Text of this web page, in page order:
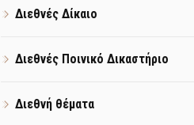
Διεθνές Δίκαιο
Διεθνές Ποινικό Δικαστήριο
Διεθνή θέματα